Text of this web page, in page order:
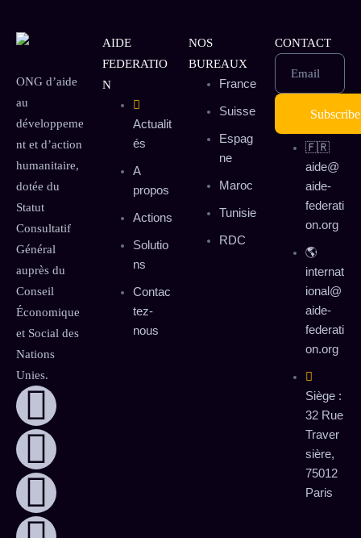
ONG d’aide
au
développeme
nt et d’action
humanitaire,
dotée du
Statut
Consultatif
Général
auprès du
Conseil
Économique
et Social des
Nations
Unies.
AIDE
FEDERATIO
N
Actualit
és
A
propos
Actions
Solutio
ns
Contac
tez-
nous
NOS
BUREAUX
France
Suisse
Espag
ne
Maroc
Tunisie
RDC
CONTACT
Email
🇫🇷
aide@
aide-
federati
on.org
🌎
internat
ional@
aide-
federati
on.org
Siège :
32 Rue
Traver
sière,
75012
Paris